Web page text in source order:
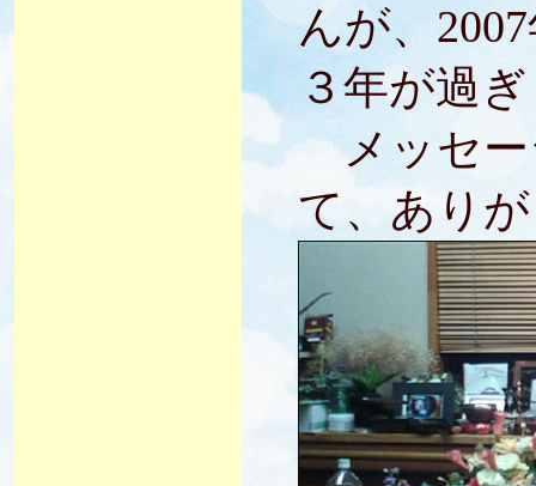
んが、
３年が過
メッセー
て、あり